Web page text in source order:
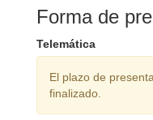
Forma de
Telemática
El plazo de
finalizado.